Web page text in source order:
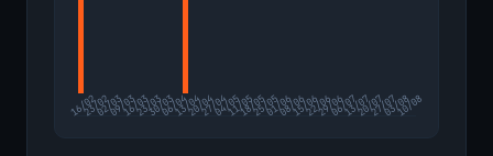
16/02
23/0202/0309/0316/0323/0330/0306/0413/0420/0427/0404/0511/0518/0525/0501/0608/0615/0622/0629/0606/0713/0720/0727/0703/08
10/08